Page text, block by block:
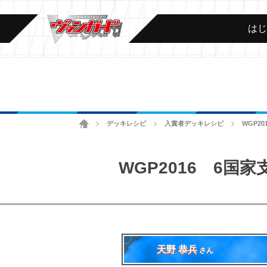
は
ホームデッキレシピ 入賞者デッキレシピ
WGP2016 6国家
天野 恭兵 さん